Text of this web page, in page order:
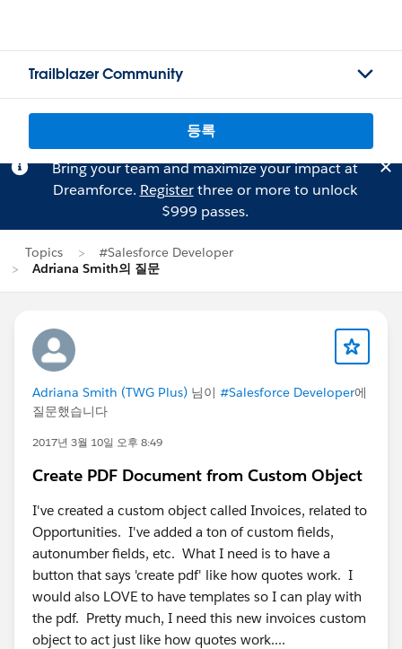
Trailblazer Community
등록
Bring your team and maximize your impact at
Dreamforce. Registerthree or more to unlock
$999 passes.
Topics
#Salesforce Developer
Adriana Smith의 질문
Adriana Smith (TWG Plus) 님이 #Salesforce Developer에
질문했습니다
2017년 3월 10일 오후 8:49
Create PDF Document from Custom Object
I've created a custom object called Invoices, related to
Opportunities. I've added a ton of custom fields,
autonumber fields, etc. What I need is to have a
button that says 'create pdf' like how quotes work. I
would also LOVE to have templates so I can play with
the pdf. Pretty much, I need this new invoices custom
object to act just like how quotes work....